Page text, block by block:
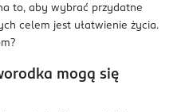
to, aby wybrać przydatne
celem jest ułatwienie życia.
mogą się